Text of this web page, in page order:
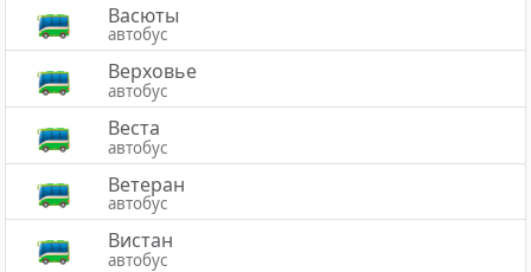
Васюты
автобус
Верховье
автобус
Веста
автобус
Ветеран
автобус
Вистан
автобус